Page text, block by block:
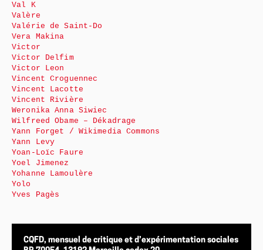
Val K
Valère
Valérie de Saint-Do
Vera Makina
Victor
Victor Delfim
Victor Leon
Vincent Croguennec
Vincent Lacotte
Vincent Rivière
Weronika Anna Siwiec
Wilfreed Obame – Dékadrage
Yann Forget / Wikimedia Commons
Yann Levy
Yoan-Loïc Faure
Yoel Jimenez
Yohanne Lamoulère
Yolo
Yves Pagès
CQFD, mensuel de critique et d’expérimentation sociales